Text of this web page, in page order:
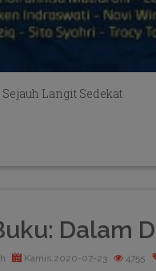
Langit Sedekat
Dalam
Kamis,2020-07-23 4755